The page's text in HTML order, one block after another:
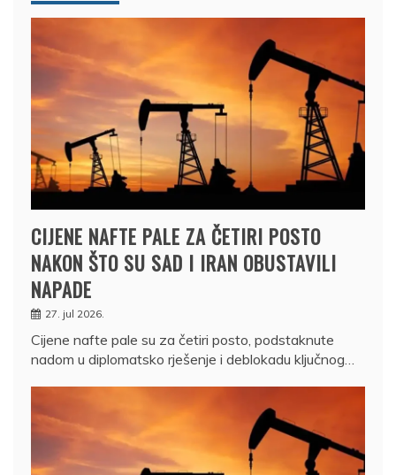
CIJENE NAFTE PALE ZA ČETIRI POSTO
NAKON ŠTO SU SAD I IRAN OBUSTAVILI
NAPADE
27. jul 2026.
Cijene nafte pale su za četiri posto, podstaknute
nadom u diplomatsko rješenje i deblokadu ključnog…